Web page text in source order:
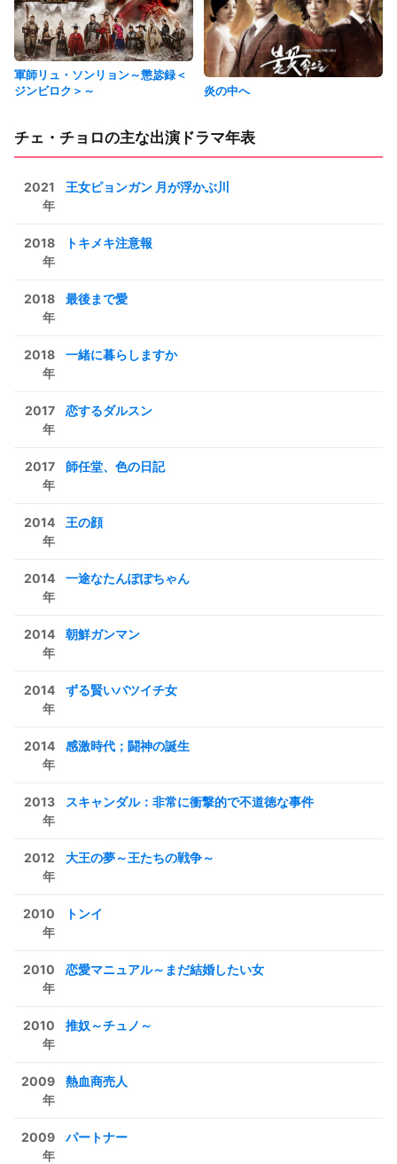
軍師リュ・ソンリョン～懲毖録＜
ジンビロク＞～
炎の中へ
チェ・チョロの主な出演ドラマ年表
2021
年
王女ピョンガン 月が浮かぶ川
2018
年
トキメキ注意報
2018
年
最後まで愛
2018
年
一緒に暮らしますか
2017
年
恋するダルスン
2017
年
師任堂、色の日記
2014
年
王の顔
2014
年
一途なたんぽぽちゃん
2014
年
朝鮮ガンマン
2014
年
ずる賢いバツイチ女
2014
年
感激時代；闘神の誕生
2013
年
スキャンダル：非常に衝撃的で不道徳な事件
2012
年
大王の夢～王たちの戦争～
2010
年
トンイ
2010
年
恋愛マニュアル～まだ結婚したい女
2010
年
推奴～チュノ～
2009
年
熱血商売人
2009
年
パートナー